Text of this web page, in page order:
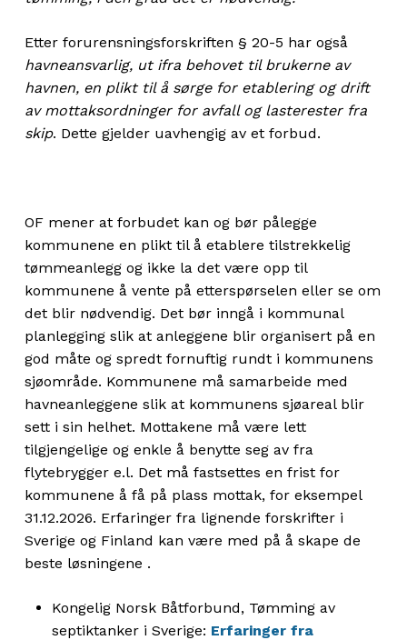
Etter forurensningsforskriften § 20-5 har også
havneansvarlig, ut ifra behovet til brukerne av
havnen, en plikt til å sørge for etablering og drift
av mottaksordninger for avfall og lasterester fra
skip. Dette gjelder uavhengig av et forbud.
OF mener at forbudet kan og bør pålegge
kommunene en plikt til å etablere tilstrekkelig
tømmeanlegg og ikke la det være opp til
kommunene å vente på etterspørselen eller se om
det blir nødvendig. Det bør inngå i kommunal
planlegging slik at anleggene blir organisert på en
god måte og spredt fornuftig rundt i kommunens
sjøområde. Kommunene må samarbeide med
havneanleggene slik at kommunens sjøareal blir
sett i sin helhet. Mottakene må være lett
tilgjengelige og enkle å benytte seg av fra
flytebrygger e.l. Det må fastsettes en frist for
kommunene å få på plass mottak, for eksempel
31.12.2026. Erfaringer fra lignende forskrifter i
Sverige og Finland kan være med på å skape de
beste løsningene .
Kongelig Norsk Båtforbund, Tømming av
septiktanker i Sverige: Erfaringer fra